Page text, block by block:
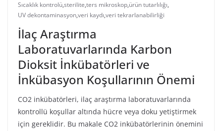
Sıcaklık kontrolü,sterilite,ters mikroskop,ürün tutarlılığı,
UV dekontaminasyon,veri kaydı,veri tekrarlanabilirliği
İlaç Araştırma
Laboratuvarlarında Karbon
Dioksit İnkübatörleri ve
İnkübasyon Koşullarının Önemi
CO2 inkübatörleri, ilaç araştırma laboratuvarlarında
kontrollü koşullar altında hücre veya doku yetiştirmek
için gereklidir. Bu makale CO2 inkübatörlerinin önemini